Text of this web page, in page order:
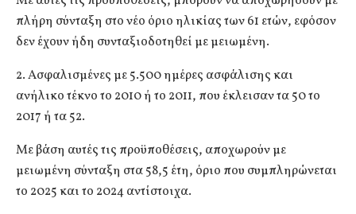
πλήρη σύνταξη στο νέο όριο ηλικίας των 61 ετών, εφόσον
δεν έχουν ήδη συνταξιοδοτηθεί με μειωμένη.
2. Ασφαλισμένες με 5.500 ημέρες ασφάλισης και
ανήλικο τέκνο το 2010 ή το 2011, που έκλεισαν τα 50 το
2017 ή τα 52.
Με βάση αυτές τις προϋποθέσεις, αποχωρούν με
μειωμένη σύνταξη στα 58,5 έτη, όριο που συμπληρώνεται
το 2025 και το 2024 αντίστοιχα.